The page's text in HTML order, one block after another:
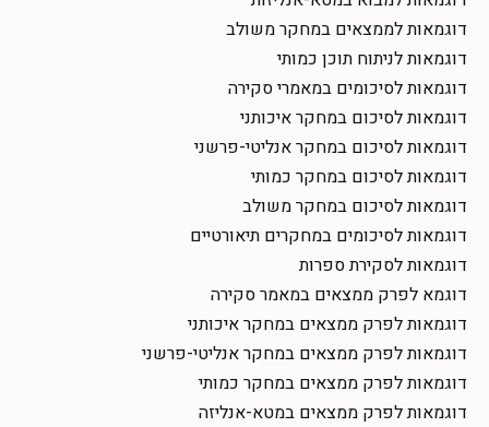
דוגמאות לממצאים במחקר משולב
דוגמאות לניתוח תוכן כמותי
דוגמאות לסיכומים במאמרי סקירה
דוגמאות לסיכום במחקר איכותני
דוגמאות לסיכום במחקר אנליטי-פרשני
דוגמאות לסיכום במחקר כמותי
דוגמאות לסיכום במחקר משולב
דוגמאות לסיכומים במחקרים תיאורטיים
דוגמאות לסקירת ספרות
דוגמא לפרק ממצאים במאמר סקירה
דוגמאות לפרק ממצאים במחקר איכותני
דוגמאות לפרק ממצאים במחקר אנליטי-פרשני
דוגמאות לפרק ממצאים במחקר כמותי
דוגמאות לפרק ממצאים במטא-אנליזה